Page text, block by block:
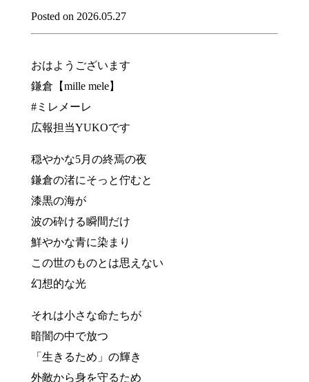
Posted on 2026.05.27
おはようございます
鎌倉【mille mele】
#ミレメーレ
広報担当YUKOです
穏やかな5月の終焉の夜
鎌倉の渚にそっと佇むと
漆黒の海が
波の砕ける瞬間だけ
鮮やかな青に染まり
この世のものとは思えない
幻想的な光
それは小さな命たちが
暗闇の中で放つ
「生きるため」の輝き
外敵から身を守るため